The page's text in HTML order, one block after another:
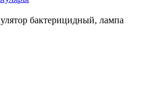
бактерицидный, лампа